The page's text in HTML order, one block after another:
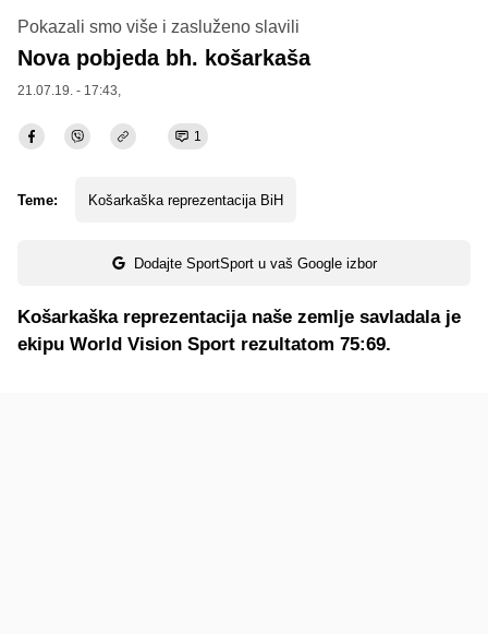
Pokazali smo više i zasluženo slavili
Nova pobjeda bh. košarkaša
21.07.19. - 17:43,
1
Teme: Košarkaška reprezentacija BiH
Dodajte SportSport u vaš Google izbor
Košarkaška reprezentacija naše zemlje savladala je
ekipu World Vision Sport rezultatom 75:69.